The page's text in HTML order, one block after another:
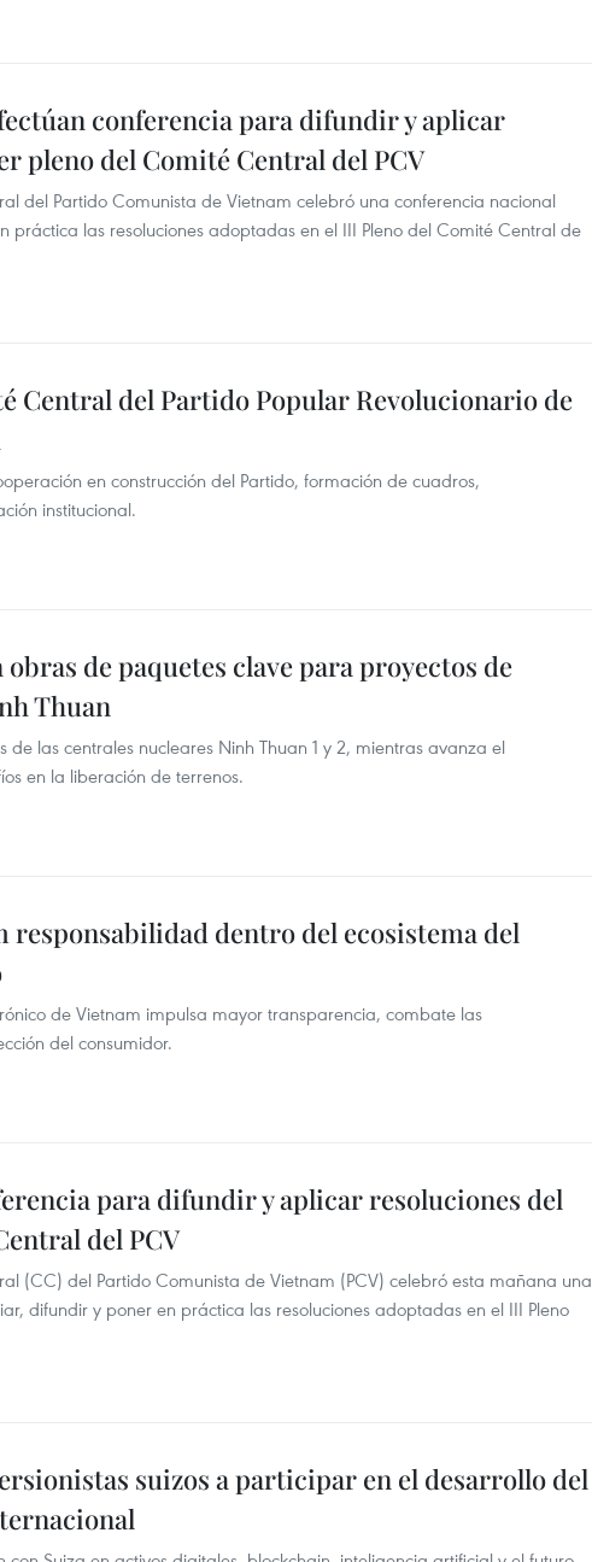
conferencia para difundir y aplicar
pleno del Comité Central del PCV
del Partido Comunista de Vietnam celebró una conferencia nacional
práctica las resoluciones adoptadas en el III Pleno del Comité Central de
Central del Partido Popular Revolucionario de
en construcción del Partido, formación de cuadros,
institucional.
de paquetes clave para proyectos de
Thuan
de las centrales nucleares Ninh Thuan 1 y 2, mientras avanza el
en la liberación de terrenos.
responsabilidad dentro del ecosistema del
de Vietnam impulsa mayor transparencia, combate las
del consumidor.
para difundir y aplicar resoluciones del
del PCV
(CC) del Partido Comunista de Vietnam (PCV) celebró esta mañana una
difundir y poner en práctica las resoluciones adoptadas en el III Pleno
suizos a participar en el desarrollo del